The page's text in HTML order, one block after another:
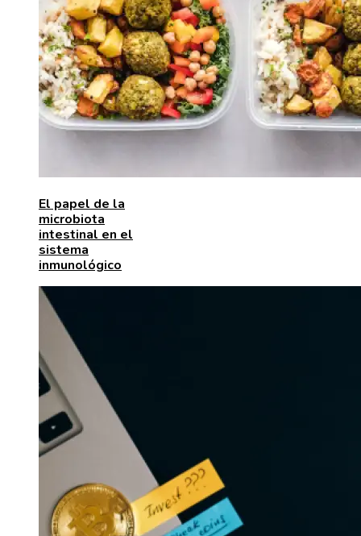
El papel de la
microbiota
intestinal en el
sistema
inmunológico